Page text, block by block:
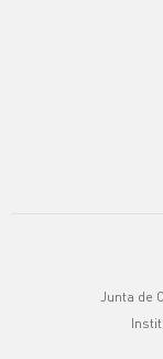
Junta de